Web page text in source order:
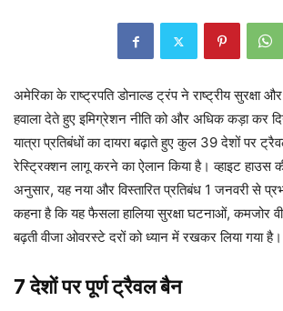
अमेरिका के राष्ट्रपति डोनाल्ड ट्रंप ने राष्ट्रीय सुरक्षा
हवाला देते हुए इमिग्रेशन नीति को और अधिक कड़ा कर
यात्रा प्रतिबंधों का दायरा बढ़ाते हुए कुल 39 देशों पर
रेस्ट्रिक्शन लागू करने का ऐलान किया है। व्हाइट
अनुसार, यह नया और विस्तारित प्रतिबंध 1 जनवरी से
कहना है कि यह फैसला हालिया सुरक्षा घटनाओं, कमजोर
बढ़ती वीजा ओवरस्टे दरों को ध्यान में रखकर लिया गया है।
7 देशों पर पूर्ण ट्रैवल बैन